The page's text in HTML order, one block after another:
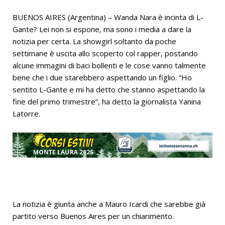
BUENOS AIRES (Argentina) – Wanda Nara è incinta di L-
Gante? Lei non si espone, ma sono i media a dare la
notizia per certa. La showgirl soltanto da poche
settimane è uscita allo scoperto col rapper, postando
alcune immagini di baci bollenti e le cose vanno talmente
bene che i due starebbero aspettando un figlio. “Ho
sentito L-Gante e mi ha detto che stanno aspettando la
fine del primo trimestre”, ha detto la giornalista Yanina
Latorre.
La notizia è giunta anche a Mauro Icardi che sarebbe già
partito verso Buenos Aires per un chiarimento.